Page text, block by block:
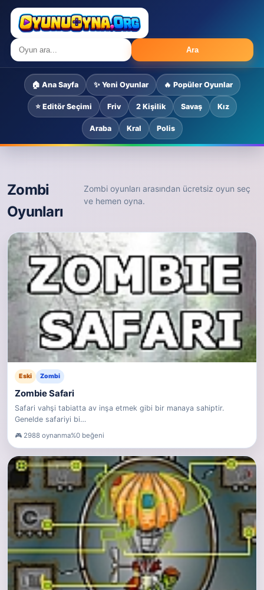
Ara
🏠 Ana Sayfa ✨ Yeni Oyunlar 🔥 Popüler Oyunlar
⭐ Editör Seçimi Friv 2 Kişilik Savaş Kız
Araba Kral Polis
Zombi
Oyunları
Zombi oyunları arasından ücretsiz oyun seç
ve hemen oyna.
Eski Zombi
Zombie Safari
Safari vahşi tabiatta av inşa etmek gibi bir manaya sahiptir.
Genelde safariyi bi…
2988 oynanma%0 beğeni